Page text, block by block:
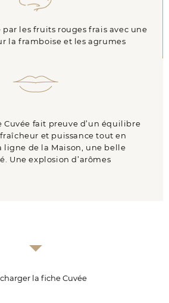
les fruits rouges frais avec une
la framboise et les agrumes
Cuvée fait preuve d’un équilibre
et puissance tout en
ligne de la Maison, une belle
Une explosion d’arômes
la fiche Cuvée